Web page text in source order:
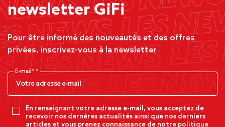
newsletter GiFi
Pour être informé des nouveautés et des offres
privées, inscrivez-vous à la newsletter
E-mail*
En renseignant votre adresse e-mail, vous acceptez de
recevoir nos dernères actualités ainsi que nos derniers
articles et vous prenez connaissance de notre politique